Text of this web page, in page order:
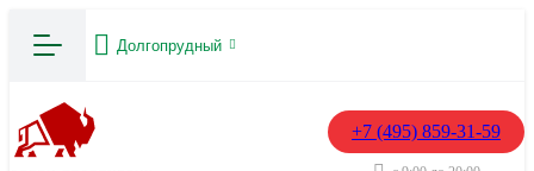
Долгопрудный
+7 (495) 859-31-59